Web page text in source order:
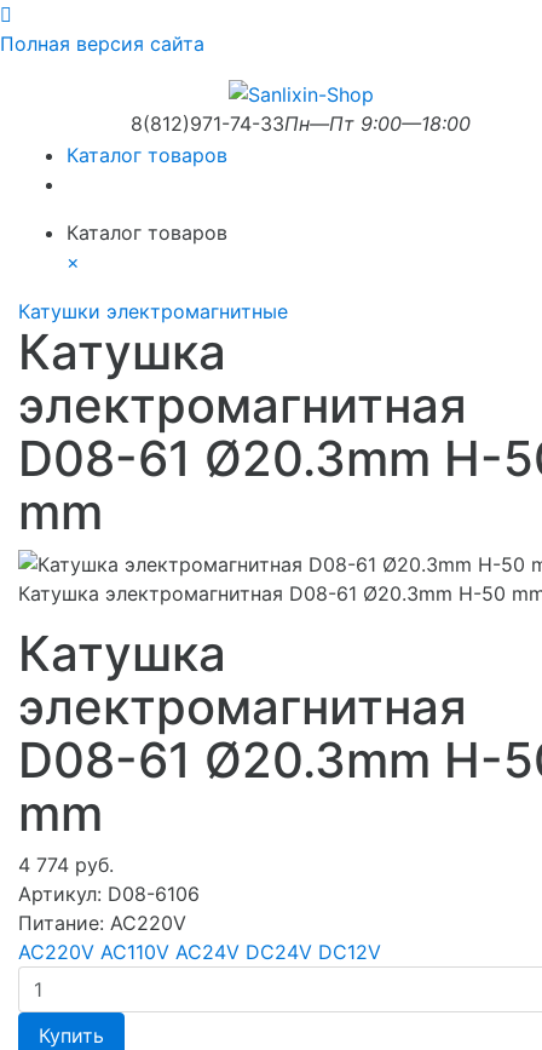
Полная версия сайта
8(812)971-74-33Пн—Пт 9:00—18:00
Каталог товаров
Каталог товаров
×
Катушки электромагнитные
Катушка
электромагнитная
D08-61 Ø20.3mm H-
mm
Катушка электромагнитная D08-61 Ø20.3mm H-50
Катушка
электромагнитная
D08-61 Ø20.3mm H-
mm
4 774 руб.
Артикул: D08-6106
Питание: AC220V
AC220V AC110V AC24V DC24V DC12V
Купить